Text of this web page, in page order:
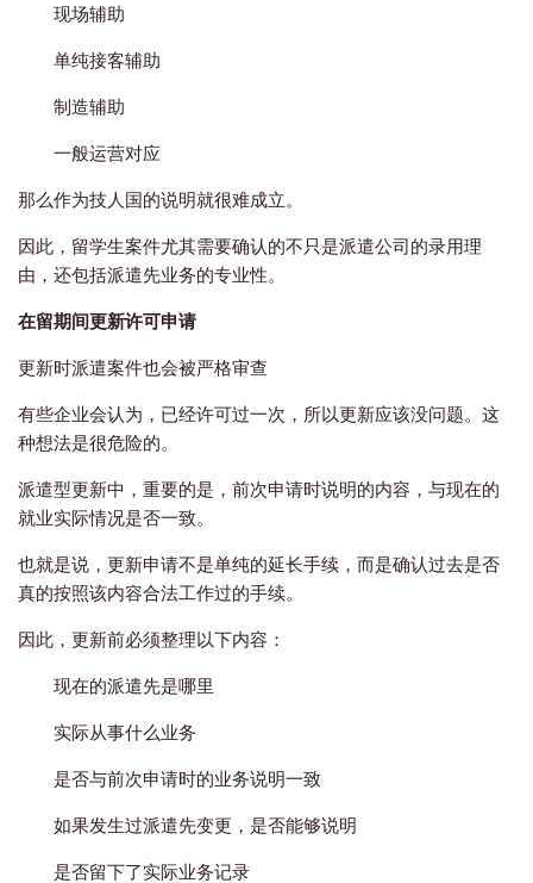
现场辅助
单纯接客辅助
制造辅助
一般运营对应
那么作为技人国的说明就很难成立。
因此，留学生案件尤其需要确认的不只是派遣公司的录用理
由，还包括派遣先业务的专业性。
在留期间更新许可申请
更新时派遣案件也会被严格审查
有些企业会认为，已经许可过一次，所以更新应该没问题。这
种想法是很危险的。
派遣型更新中，重要的是，前次申请时说明的内容，与现在的
就业实际情况是否一致。
也就是说，更新申请不是单纯的延长手续，而是确认过去是否
真的按照该内容合法工作过的手续。
因此，更新前必须整理以下内容：
现在的派遣先是哪里
实际从事什么业务
是否与前次申请时的业务说明一致
如果发生过派遣先变更，是否能够说明
是否留下了实际业务记录